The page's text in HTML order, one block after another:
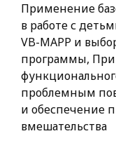
Применение
в работе с
VB-MAPP и
программы,
проблемным
и обеспечение
вмешательства